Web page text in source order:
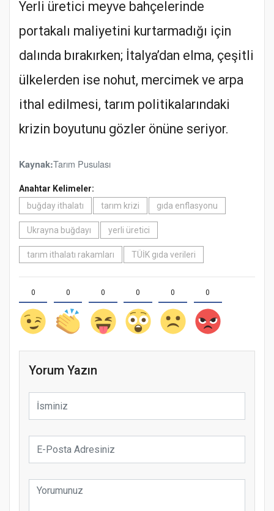
Yerli üretici meyve bahçelerinde
portakalı maliyetini kurtarmadığı için
dalında bırakırken; İtalya’dan elma, çeşitli
ülkelerden ise nohut, mercimek ve arpa
ithal edilmesi, tarım politikalarındaki
krizin boyutunu gözler önüne seriyor.
Kaynak:Tarım Pusulası
Anahtar Kelimeler:
buğday ithalatı
tarım krizi gıda enflasyonu
Ukrayna buğdayı yerli üretici
tarım ithalatı rakamları TÜİK gıda verileri
0 0 0 0 0 0
Yorum Yazın